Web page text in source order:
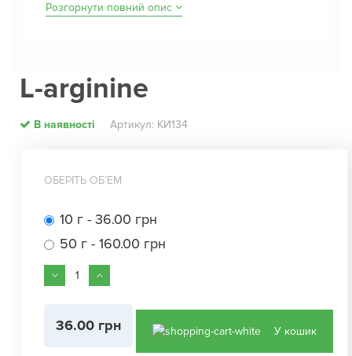
Розгорнути повний опис
L-arginine
В наявності Артикул: КИ134
ОБЕРІТЬ ОБʼЕМ
10 г - 36.00 грн
50 г - 160.00 грн
36.00 грн У кошик